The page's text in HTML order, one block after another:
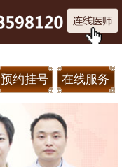
预约挂号 在线服务